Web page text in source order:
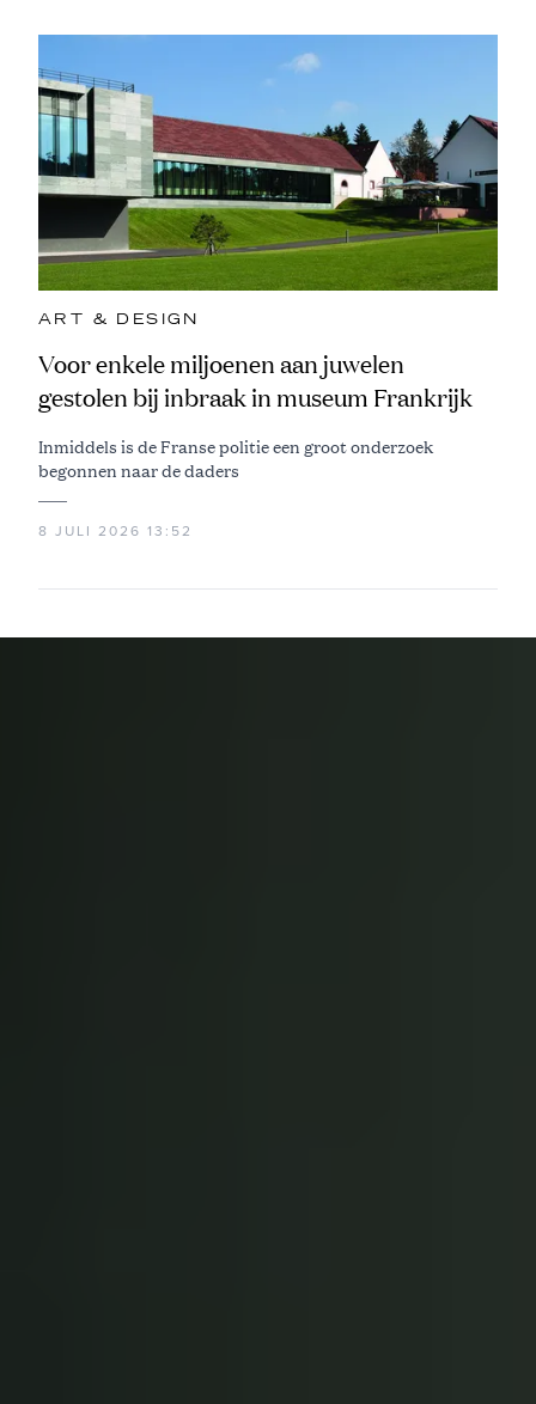
ART & DESIGN
Voor enkele miljoenen aan juwelen
gestolen bij inbraak in museum Frankrijk
Inmiddels is de Franse politie een groot onderzoek
begonnen naar de daders
8 JULI 2026 13:52